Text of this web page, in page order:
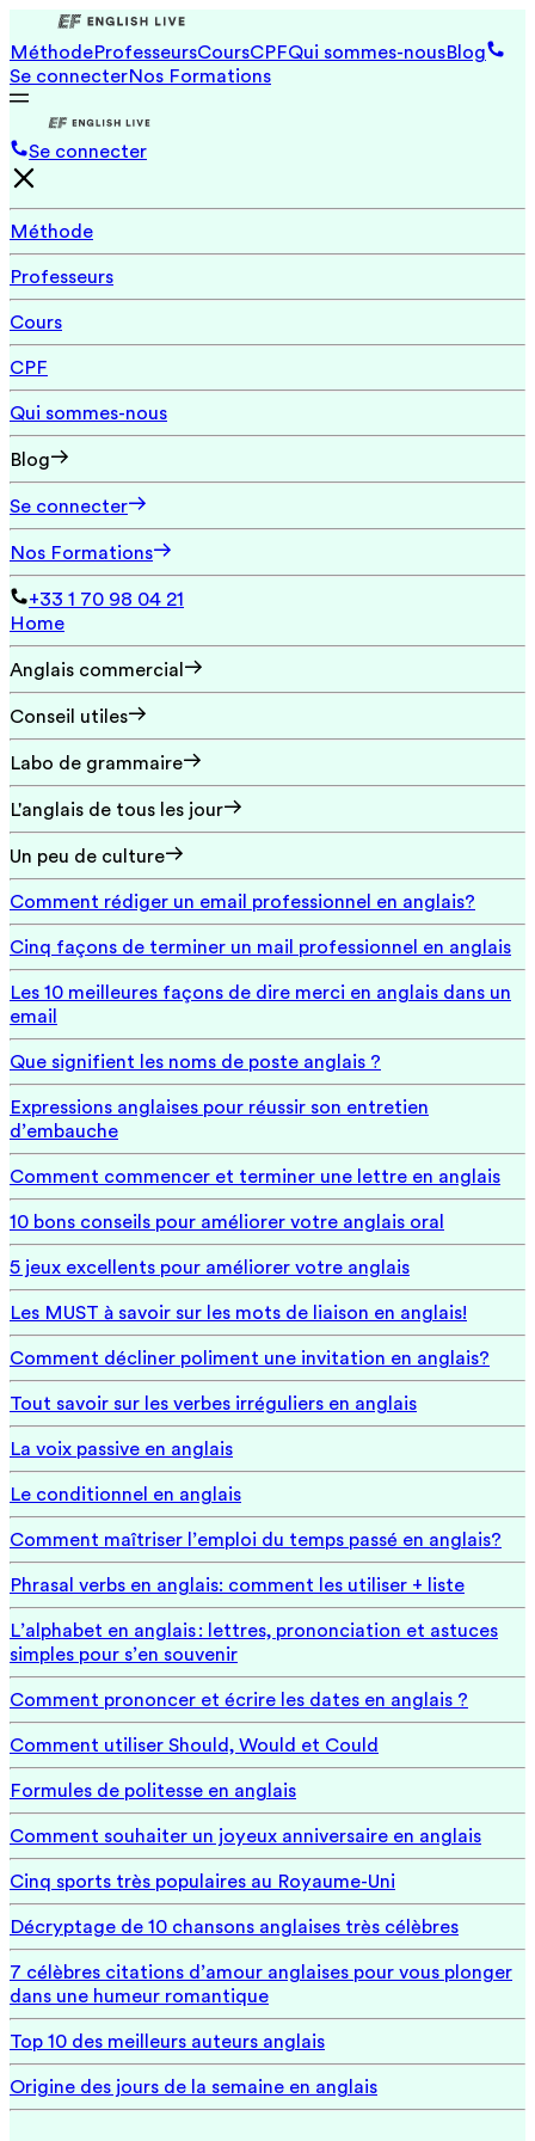
MéthodeProfesseursCoursCPFQui sommes-nousBlog
Se connecterNos Formations
Se connecter
Méthode
Professeurs
Cours
CPF
Qui sommes-nous
Blog
Se connecter
Nos Formations
+33 1 70 98 04 21
Home
Anglais commercial
Conseil utiles
Labo de grammaire
L'anglais de tous les jour
Un peu de culture
Comment rédiger un email professionnel en anglais?
Cinq façons de terminer un mail professionnel en anglais
Les 10 meilleures façons de dire merci en anglais dans un
email
Que signifient les noms de poste anglais ?
Expressions anglaises pour réussir son entretien
d’embauche
Comment commencer et terminer une lettre en anglais
10 bons conseils pour améliorer votre anglais oral
5 jeux excellents pour améliorer votre anglais
Les MUST à savoir sur les mots de liaison en anglais!
Comment décliner poliment une invitation en anglais?
Tout savoir sur les verbes irréguliers en anglais
La voix passive en anglais
Le conditionnel en anglais
Comment maîtriser l’emploi du temps passé en anglais?
Phrasal verbs en anglais: comment les utiliser + liste
L’alphabet en anglais : lettres, prononciation et astuces
simples pour s’en souvenir
Comment prononcer et écrire les dates en anglais ?
Comment utiliser Should, Would et Could
Formules de politesse en anglais
Comment souhaiter un joyeux anniversaire en anglais
Cinq sports très populaires au Royaume-Uni
Décryptage de 10 chansons anglaises très célèbres
7 célèbres citations d’amour anglaises pour vous plonger
dans une humeur romantique
Top 10 des meilleurs auteurs anglais
Origine des jours de la semaine en anglais